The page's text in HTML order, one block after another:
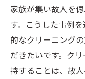
家族が集い故人を
す。こうした事例
的なクリーニング
だきたいです。ク
持することは、故